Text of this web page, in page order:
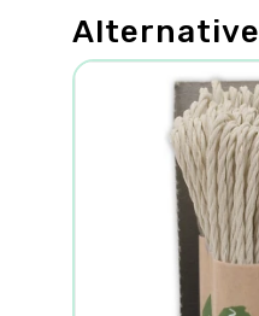
Alternative